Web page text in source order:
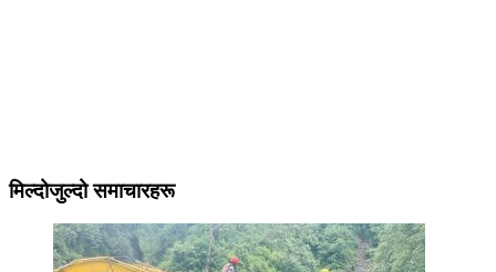
मिल्दोजुल्दो समाचारहरू